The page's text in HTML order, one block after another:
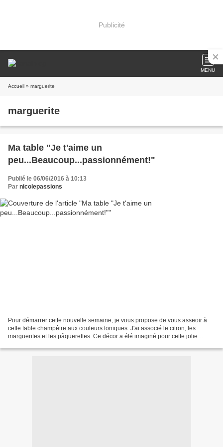
Publicité
MENU
Accueil » marguerite
marguerite
Ma table "Je t'aime un
peu...Beaucoup...passionnément!"
Publié le 06/06/2016 à 10:13
Par nicolepassions
Pour démarrer cette nouvelle semaine, je vous propose de vous asseoir à
cette table champêtre aux couleurs toniques. J'ai associé le citron, les
marguerites et les pâquerettes. Ce décor a été imaginé pour cette jolie